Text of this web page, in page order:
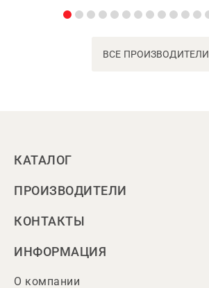
ВСЕ ПРОИЗВОДИТЕЛИ
КАТАЛОГ
ПРОИЗВОДИТЕЛИ
КОНТАКТЫ
ИНФОРМАЦИЯ
О компании